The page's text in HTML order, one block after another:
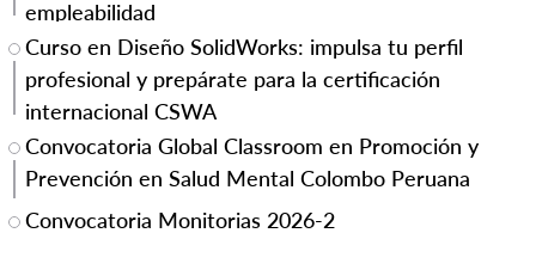
empleabilidad
Curso en Diseño SolidWorks: impulsa tu perfil
profesional y prepárate para la certificación
internacional CSWA
Convocatoria Global Classroom en Promoción y
Prevención en Salud Mental Colombo Peruana
Convocatoria Monitorias 2026-2